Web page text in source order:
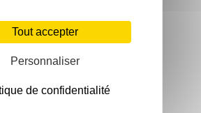
Tout accepter
Personnaliser
de confidentialité